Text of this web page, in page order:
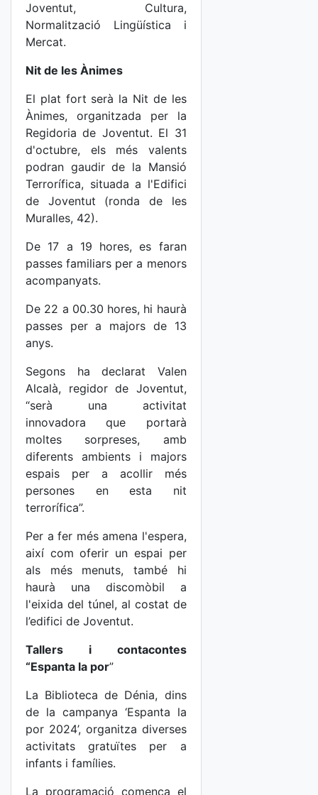
Joventut, Cultura,
Normalització Lingüística i
Mercat.
Nit de les Ànimes
El plat fort serà la Nit de les
Ànimes, organitzada per la
Regidoria de Joventut. El 31
d'octubre, els més valents
podran gaudir de la Mansió
Terrorífica, situada a l'Edifici
de Joventut (ronda de les
Muralles, 42).
De 17 a 19 hores, es faran
passes familiars per a menors
acompanyats.
De 22 a 00.30 hores, hi haurà
passes per a majors de 13
anys.
Segons ha declarat Valen
Alcalà, regidor de Joventut,
“serà una activitat
innovadora que portarà
moltes sorpreses, amb
diferents ambients i majors
espais per a acollir més
persones en esta nit
terrorífica”.
Per a fer més amena l'espera,
així com oferir un espai per
als més menuts, també hi
haurà una discomòbil a
l'eixida del túnel, al costat de
l’edifici de Joventut.
Tallers i contacontes
“Espanta la por”
La Biblioteca de Dénia, dins
de la campanya ‘Espanta la
por 2024’, organitza diverses
activitats gratuïtes per a
infants i famílies.
La programació comença el